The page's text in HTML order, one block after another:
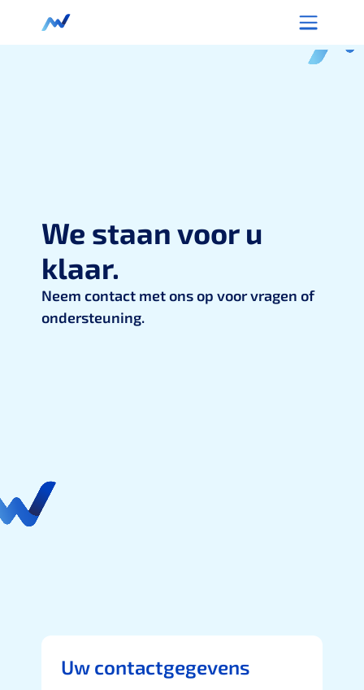
We staan voor u
klaar.
Neem contact met ons op voor vragen of
ondersteuning.
Uw contactgegevens